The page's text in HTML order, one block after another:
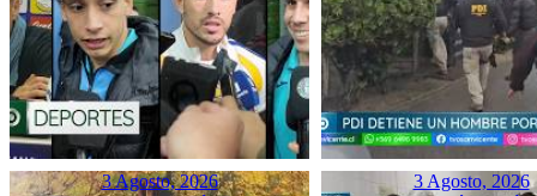
3 Agosto, 2026
3 Agosto, 2026